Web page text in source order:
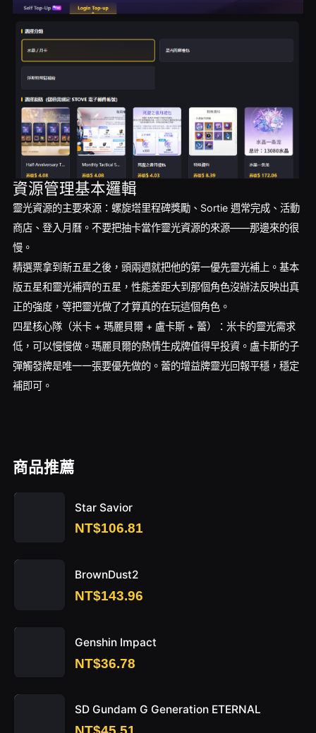
資源管理基本邏輯
靈光資源的主要來源：螺旋塔里程碑獎勵、Sortie 週常完成、活動
商店、登入月曆。不要把抽卡當作靈光資源的來源——那邊來的很
慢。
精選票拿到新五星之後，頭兩週就把他的第一優先靈光補上。基本
版五星和靈光補齊的五星，性能差距大到那個角色沒辦法反映出真
正的強度，等把靈光做了才算真的在玩這個角色。
四星核心隊（米卡 + 瑪麗貝爾 + 盧卡斯 + 蕾）：米卡的靈光需求
低，可以慢慢做。瑪麗貝爾的熱情生成牌值得早投資。盧卡斯的子
彈觸發牌是唯一一張要優先做的。蕾的增益牌靈光回報平穩，穩定
補即可。
商品推薦
Star Savior
NT$106.81
BrownDust2
NT$143.96
Genshin Impact
NT$36.78
SD Gundam G Generation ETERNAL